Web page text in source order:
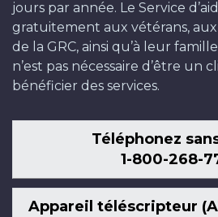
jours par année. Le Service
gratuitement aux vétérans,
de la GRC, ainsi qu’à leur
n’est pas nécessaire d’être un
bénéficier des services.
Téléphonez
1-800-268-
Appareil téléscripteur